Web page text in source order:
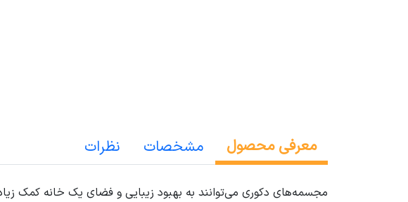
معرفی محصول مشخصات نظرات
مجسمه‌های دکوری می‌توانند به بهبود زیبایی و فضای یک خانه کمک